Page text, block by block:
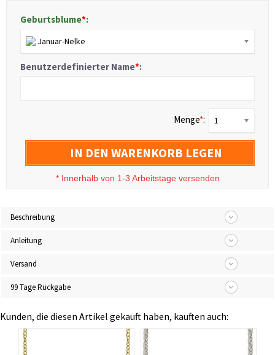
Geburtsblume*:
Januar-Nelke
Benutzerdefinierter Name*:
Menge*: 1
IN DEN WARENKORB LEGEN
* Innerhalb von 1-3 Arbeitstage versenden
Beschreibung
Anleitung
Versand
99 Tage Rückgabe
Kunden, die diesen Artikel gekauft haben, kauften auch: